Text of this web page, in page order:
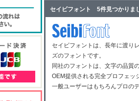
セイビフォント 5件見つかりま
セイビフォントは、長年に渡り
ズのフォントです。
同社のフォントは、文字の品質
OEM提供される完全プロフェッ
一般ユーザーはもちろんプロの